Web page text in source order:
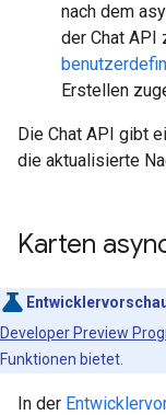
nach dem
der Chat API
Erstellen
Die Chat API gibt
die aktualisierte
Karten
Developer Preview
Funktionen bietet.
In der